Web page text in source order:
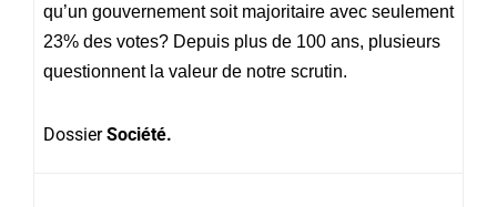
qu’un gouvernement soit majoritaire avec seulement
23% des votes? Depuis plus de 100 ans, plusieurs
questionnent la valeur de notre scrutin.
DossierSociété.